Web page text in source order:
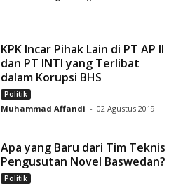
KPK Incar Pihak Lain di PT AP II
dan PT INTI yang Terlibat
dalam Korupsi BHS
Politik
Muhammad Affandi - 02 Agustus 2019
Apa yang Baru dari Tim Teknis
Pengusutan Novel Baswedan?
Politik